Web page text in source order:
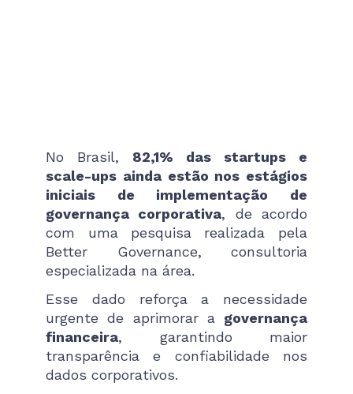
No Brasil, 82,1% das startups e
scale-ups ainda estão nos estágios
iniciais de implementação de
governança corporativa, de acordo
com uma pesquisa realizada pela
Better Governance, consultoria
especializada na área.
Esse dado reforça a necessidade
urgente de aprimorar a governança
financeira, garantindo maior
transparência e confiabilidade nos
dados corporativos.